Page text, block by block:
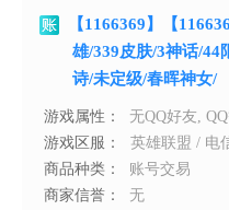
【1166369】【
雄/339皮肤/3神话/44
诗/未定级/春晖神女/
游戏属性：
无QQ好友,
游戏区服：
英雄联盟 / 电
商品种类：
账号交易
商家信誉：
无